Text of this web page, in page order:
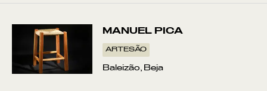
MANUEL PICA
ARTESÃO
Baleizão, Beja